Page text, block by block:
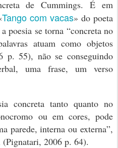
de Cummings. É em
Tango com vacas» do poeta
poesia se torna “concreta no
atuam como objetos
p. 55), não se conseguindo
uma frase, um verso
concreta tanto quanto no
ou em cores, pode
parede, interna ou externa”,
(Pignatari, 2006 p. 64).